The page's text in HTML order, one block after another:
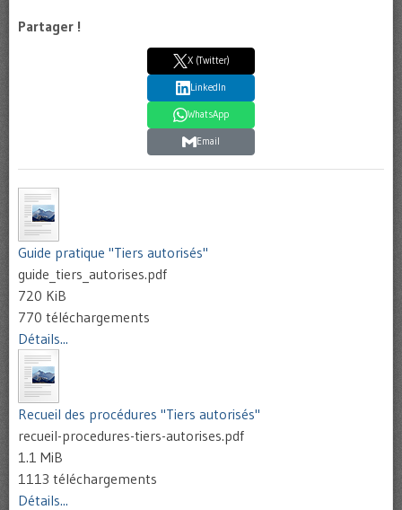
Partager !
X (Twitter)
LinkedIn
WhatsApp
Email
Guide pratique "Tiers autorisés"
guide_tiers_autorises.pdf
720 KiB
770 téléchargements
Détails...
Recueil des procédures "Tiers autorisés"
recueil-procedures-tiers-autorises.pdf
1.1 MiB
1113 téléchargements
Détails...